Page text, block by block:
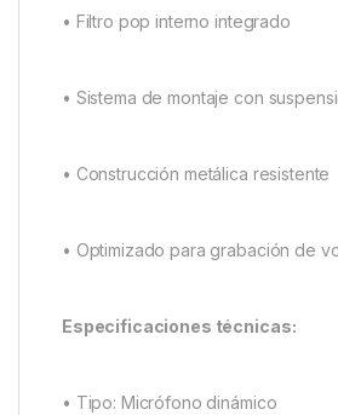
• Filtro pop interno integrado
• Sistema de montaje con
• Construcción metálica resistente
• Optimizado para grabación de
Especificaciones técnicas:
• Tipo: Micrófono dinámico